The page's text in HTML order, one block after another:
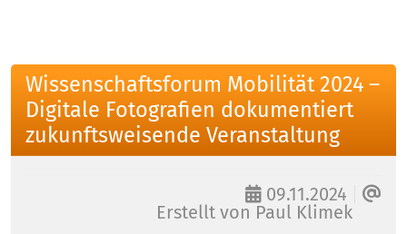
Wissenschaftsforum Mobilität 2024 –
Digitale Fotografien dokumentiert
zukunftsweisende Veranstaltung
09.11.2024
Erstellt von Paul Klimek